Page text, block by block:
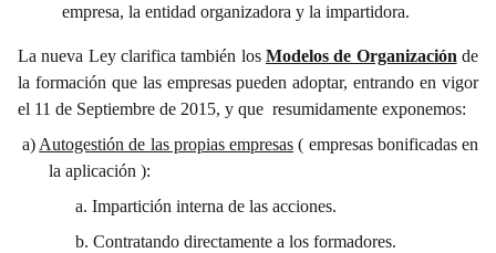
empresa, la entidad organizadora y la impartidora.
La nueva Ley clarifica también los Modelos de Organización de
la formación que las empresas pueden adoptar, entrando en vigor
el 11 de Septiembre de 2015, y que resumidamente exponemos:
a) Autogestión de las propias empresas ( empresas bonificadas en
la aplicación ):
a. Impartición interna de las acciones.
b. Contratando directamente a los formadores.